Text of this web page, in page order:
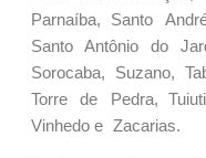
Parnaíba, Santo
Santo Antônio do
Sorocaba, Suzano,
Torre de Pedra,
Vinhedo e Zacarias.